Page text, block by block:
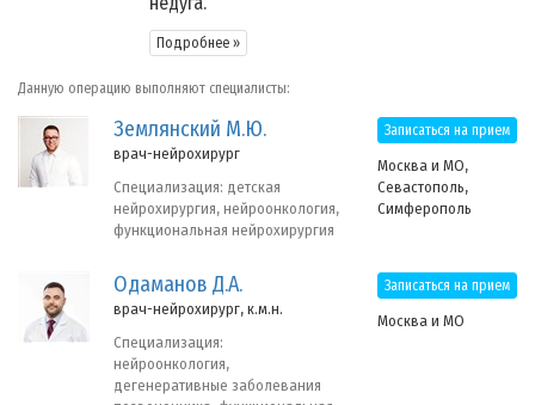
Подробнее »
Данную операцию выполняют специалисты:
Землянский М.Ю.
врач-нейрохирург
Специализация: детская
нейрохирургия, нейроонкология,
функциональная нейрохирургия
Записаться на прием
Москва и МО,
Севастополь,
Симферополь
Одаманов Д.А.
врач-нейрохирург, к.м.н.
Специализация:
нейроонкология,
дегенеративные заболевания
Записаться на прием
Москва и МО